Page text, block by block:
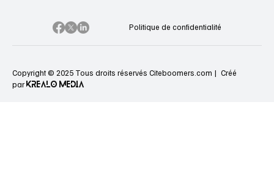
Politique de confidentialité
Copyright © 2025 Tous droits réservés Citeboomers.com | Créé
par KREALO MEDIA